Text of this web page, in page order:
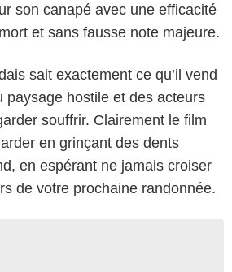
son canapé avec une efficacité
et sans fausse note majeure.
sait exactement ce qu’il vend
paysage hostile et des acteurs
souffrir. Clairement le film
en grinçant des dents
en espérant ne jamais croiser
de votre prochaine randonnée.